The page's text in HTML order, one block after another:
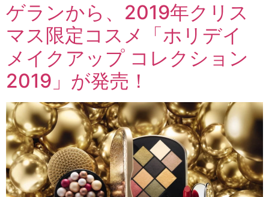
ゲランから、2019年クリス
マス限定コスメ「ホリデイ
メイクアップ コレクション
2019」が発売！